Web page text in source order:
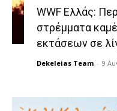
WWF Ελλάς:
στρέμματα
εκτάσεων σε
Dekeleias Team - 9